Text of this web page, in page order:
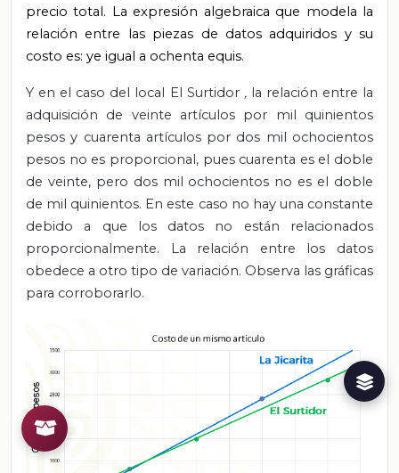
precio total. La expresión algebraica que modela la
relación entre las piezas de datos adquiridos y su
costo es: ye igual a ochenta equis.
Y en el caso del local El Surtidor , la relación entre la
adquisición de veinte artículos por mil quinientos
pesos y cuarenta artículos por dos mil ochocientos
pesos no es proporcional, pues cuarenta es el doble
de veinte, pero dos mil ochocientos no es el doble
de mil quinientos. En este caso no hay una constante
debido a que los datos no están relacionados
proporcionalmente. La relación entre los datos
obedece a otro tipo de variación. Observa las gráficas
para corroborarlo.